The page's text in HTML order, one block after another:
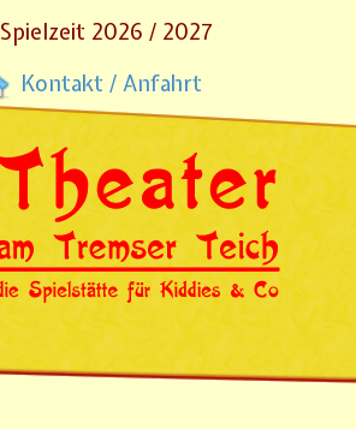
Spielzeit 2026 / 2027
Kontakt / Anfahrt